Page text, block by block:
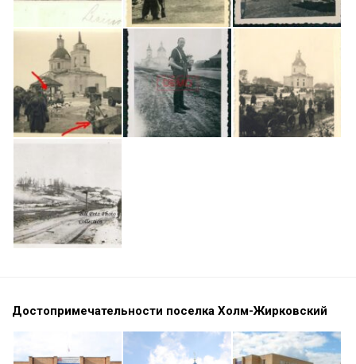
Достопримечательности поселка Холм-Жирковский